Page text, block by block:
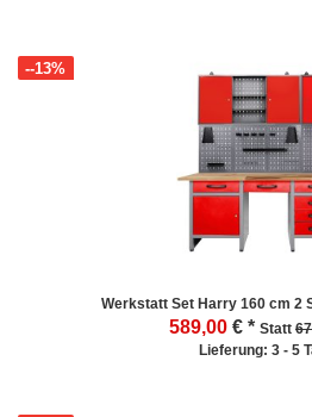
Werkstatt Set Harry 160 cm 2
589,00
--13%
€ * Statt
Lieferung: 3 - 5